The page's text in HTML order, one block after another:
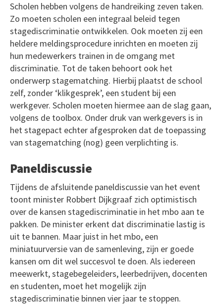
Scholen hebben volgens de handreiking zeven taken.
Zo moeten scholen een integraal beleid tegen
stagediscriminatie ontwikkelen. Ook moeten zij een
heldere meldingsprocedure inrichten en moeten zij
hun medewerkers trainen in de omgang met
discriminatie. Tot de taken behoort ook het
onderwerp stagematching. Hierbij plaatst de school
zelf, zonder ‘klikgesprek’, een student bij een
werkgever. Scholen moeten hiermee aan de slag gaan,
volgens de toolbox. Onder druk van werkgevers is in
het stagepact echter afgesproken dat de toepassing
van stagematching (nog) geen verplichting is.
Paneldiscussie
Tijdens de afsluitende paneldiscussie van het event
toont minister Robbert Dijkgraaf zich optimistisch
over de kansen stagediscriminatie in het mbo aan te
pakken. De minister erkent dat discriminatie lastig is
uit te bannen. Maar juist in het mbo, een
miniatuurversie van de samenleving, zijn er goede
kansen om dit wel succesvol te doen. Als iedereen
meewerkt, stagebegeleiders, leerbedrijven, docenten
en studenten, moet het mogelijk zijn
stagediscriminatie binnen vier jaar te stoppen.